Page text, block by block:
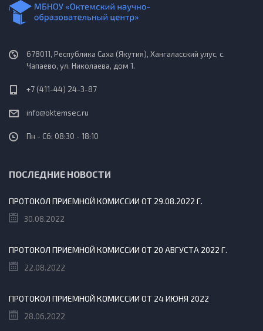
678011, Республика Саха (Якутия), Хангаласский улус, с.
Чапаево, ул. Николаева, дом 1.
+7 (411-44) 24-3-87
info@oktemsec.ru
Пн - Сб: 08:30 - 18:10
ПОСЛЕДНИЕ НОВОСТИ
ПРОТОКОЛ ПРИЕМНОЙ КОМИССИИ ОТ 29.08.2022 Г.
30.08.2022
ПРОТОКОЛ ПРИЕМНОЙ КОМИССИИ ОТ 20 АВГУСТА 2022 Г.
22.08.2022
ПРОТОКОЛ ПРИЕМНОЙ КОМИССИИ ОТ 24 ИЮНЯ 2022
28.06.2022